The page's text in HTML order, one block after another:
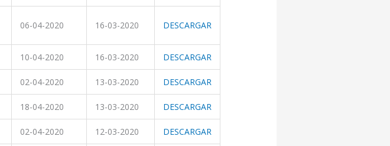
06-04-2020 16-03-2020 DESCARGAR
10-04-2020 16-03-2020 DESCARGAR
02-04-2020 13-03-2020 DESCARGAR
18-04-2020 13-03-2020 DESCARGAR
02-04-2020 12-03-2020 DESCARGAR